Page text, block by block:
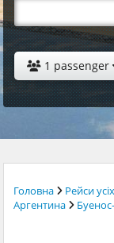
1 passenger
Головна Рейси
Аргентина